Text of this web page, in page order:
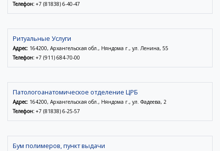
Телефон: +7 (81838) 6-40-47
Ритуальные Услуги
Адрес: 164200, Архангельская обл., Няндома г., ул. Ленина, 55
Телефон: +7 (911) 684-70-00
Патологоанатомическое отделение ЦРБ
Адрес: 164200, Архангельская обл., Няндома г., ул. Фадеева, 2
Телефон: +7 (81838) 6-25-57
Бум полимеров, пункт выдачи